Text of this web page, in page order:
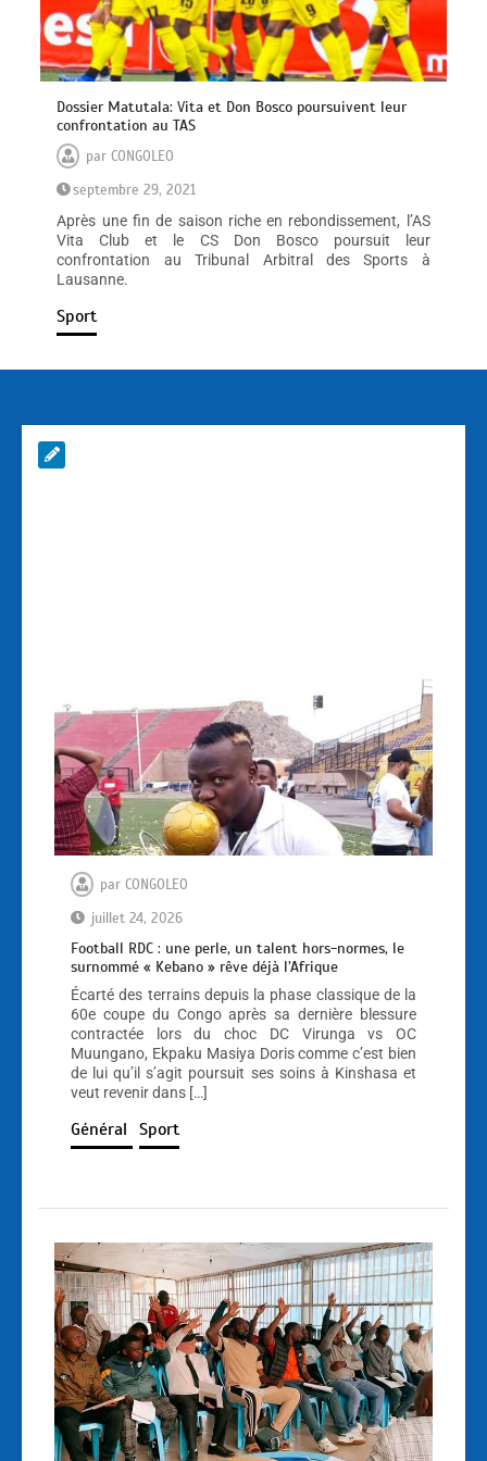
Dossier Matutala: Vita et Don Bosco poursuivent leur
confrontation au TAS
parCONGOLEO
septembre 29, 2021
Après une fin de saison riche en rebondissement, l’AS
Vita Club et le CS Don Bosco poursuit leur
confrontation au Tribunal Arbitral des Sports à
Lausanne.
Sport
par CONGOLEO
juillet 24, 2026
Football RDC : une perle, un talent hors-normes, le
surnommé « Kebano » rêve déjà l’Afrique
Écarté des terrains depuis la phase classique de la
60e coupe du Congo après sa dernière blessure
contractée lors du choc DC Virunga vs OC
Muungano, Ekpaku Masiya Doris comme c’est bien
de lui qu’il s’agit poursuit ses soins à Kinshasa et
veut revenir dans […]
Général Sport